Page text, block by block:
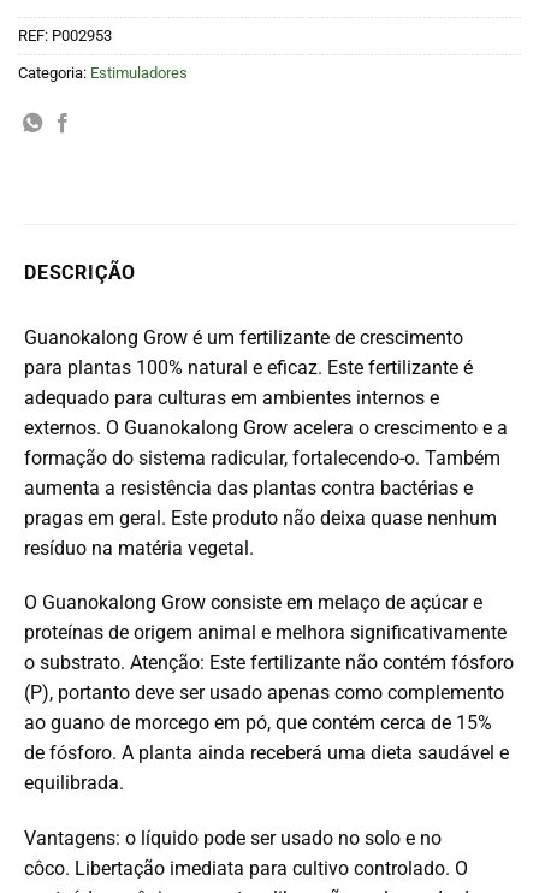
REF: P002953
Categoria: Estimuladores
DESCRIÇÃO
Guanokalong Grow é um fertilizante de crescimento
para plantas 100% natural e eficaz. Este fertilizante é
adequado para culturas em ambientes internos e
externos. O Guanokalong Grow acelera o crescimento e a
formação do sistema radicular, fortalecendo-o. Também
aumenta a resistência das plantas contra bactérias e
pragas em geral. Este produto não deixa quase nenhum
resíduo na matéria vegetal.
O Guanokalong Grow consiste em melaço de açúcar e
proteínas de origem animal e melhora significativamente
o substrato. Atenção: Este fertilizante não contém fósforo
(P), portanto deve ser usado apenas como complemento
ao guano de morcego em pó, que contém cerca de 15%
de fósforo. A planta ainda receberá uma dieta saudável e
equilibrada.
Vantagens: o líquido pode ser usado no solo e no
côco. Libertação imediata para cultivo controlado. O